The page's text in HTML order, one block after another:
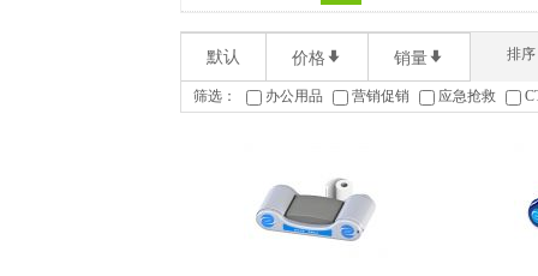
默认 价格 * 销量* 排
筛选： 办公用品 营销促销 应急抢救